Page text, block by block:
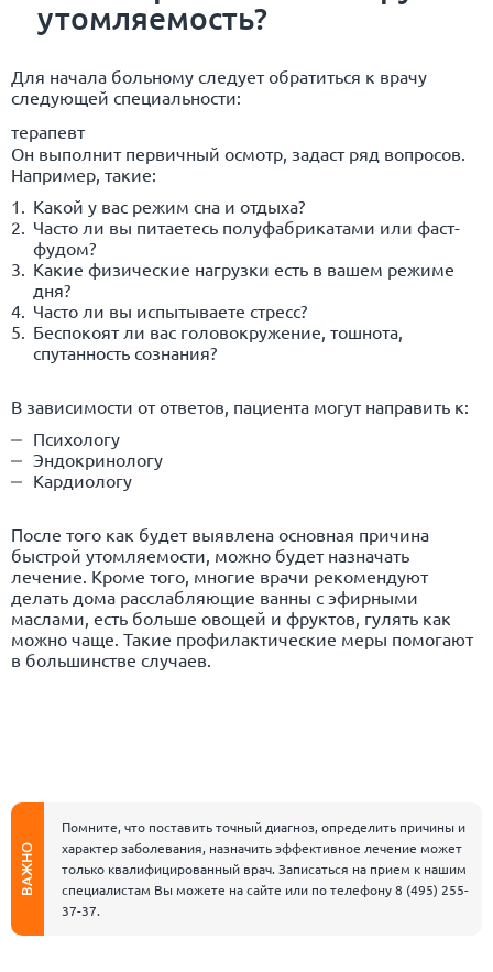
утомляемость?
Для начала больному следует обратиться к врачу
следующей специальности:
терапевт
Он выполнит первичный осмотр, задаст ряд вопросов.
Например, такие:
Какой у вас режим сна и отдыха?
Часто ли вы питаетесь полуфабрикатами или фаст-
фудом?
Какие физические нагрузки есть в вашем режиме
дня?
Часто ли вы испытываете стресс?
Беспокоят ли вас головокружение, тошнота,
спутанность сознания?
В зависимости от ответов, пациента могут направить к:
Психологу
Эндокринологу
Кардиологу
После того как будет выявлена основная причина
быстрой утомляемости, можно будет назначать
лечение. Кроме того, многие врачи рекомендуют
делать дома расслабляющие ванны с эфирными
маслами, есть больше овощей и фруктов, гулять как
можно чаще. Такие профилактические меры помогают
в большинстве случаев.
ВАЖНО
Помните, что поставить точный диагноз, определить причины и
характер заболевания, назначить эффективное лечение может
только квалифицированный врач. Записаться на прием к нашим
специалистам Вы можете на сайте или по телефону8 (495) 255-
37-37.